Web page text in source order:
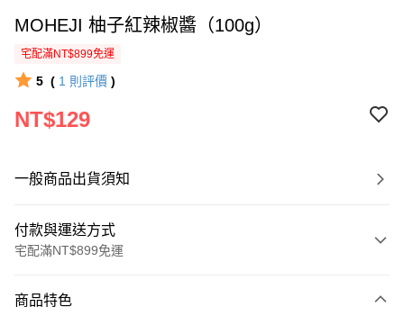
MOHEJI 柚子紅辣椒醬（100g）
宅配滿NT$899免運
5 ( 1 則評價 )
NT$129
一般商品出貨須知
付款與運送方式
宅配滿NT$899免運
信用卡一次付款
商品特色